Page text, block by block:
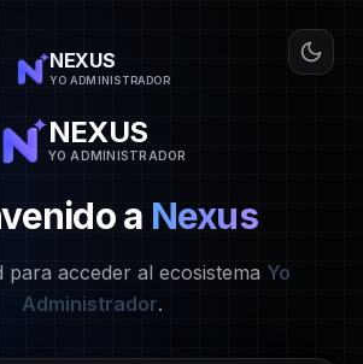
NEXUS
YO ADMINISTRADOR
NEXUS
YO ADMINISTRADOR
a Nexus
para acceder al ecosistema Yo
Administrador.